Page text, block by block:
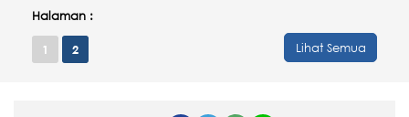
Halaman :
1 2 Lihat Semua